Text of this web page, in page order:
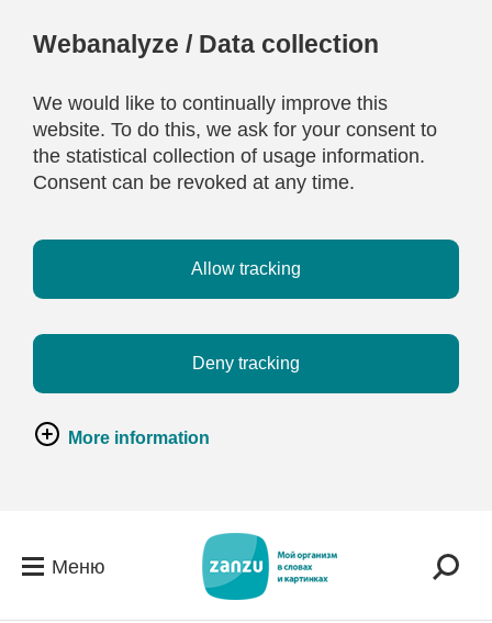
Webanalyze / Data collection
We would like to continually improve this
website. To do this, we ask for your consent to
the statistical collection of usage information.
Consent can be revoked at any time.
Allow tracking
Deny tracking
More information
Меню